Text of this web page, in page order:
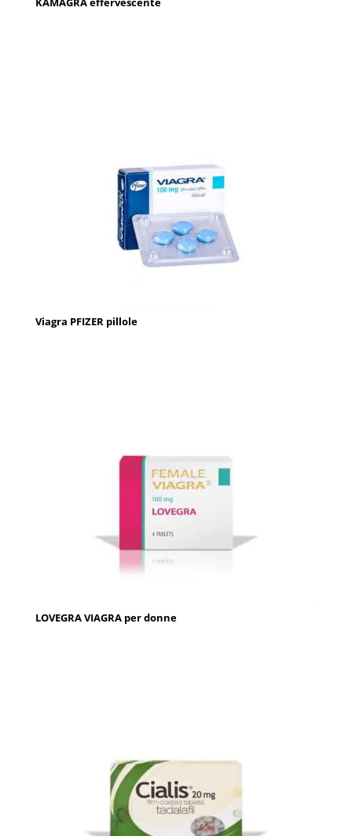
Viagra PFIZER pillole
LOVEGRA VIAGRA per donne